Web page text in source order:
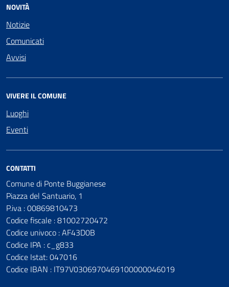
NOVITÀ
Notizie
Comunicati
Avvisi
VIVERE IL COMUNE
Luoghi
Eventi
CONTATTI
Comune di Ponte Buggianese
Piazza del Santuario, 1
P.iva : 00869810473
Codice fiscale : 81002720472
Codice univoco : AF43D0B
Codice IPA : c_g833
Codice Istat: 047016
Codice IBAN : IT97V0306970469100000046019